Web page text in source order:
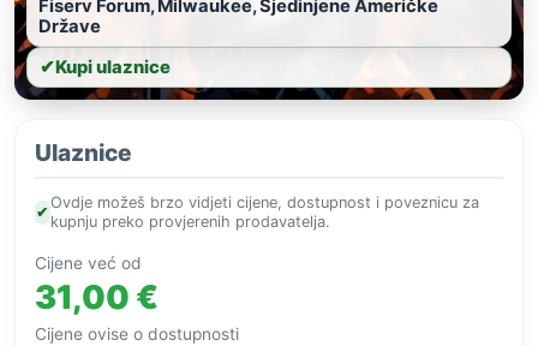
Fiserv Forum, Milwaukee, Sjedinjene Američke
Države
✔Kupi ulaznice
Ulaznice
✔
Ovdje možeš brzo vidjeti cijene, dostupnost i poveznicu za
kupnju preko provjerenih prodavatelja.
Cijene već od
31,00 €
Cijene ovise o dostupnosti